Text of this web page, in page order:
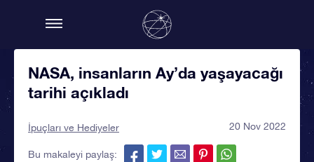
NASA, insanların Ay’da yaşayacağı
tarihi açıkladı
İpuçları ve Hediyeler 20 Nov 2022
Bu makaleyi paylaş: